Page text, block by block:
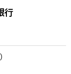
行